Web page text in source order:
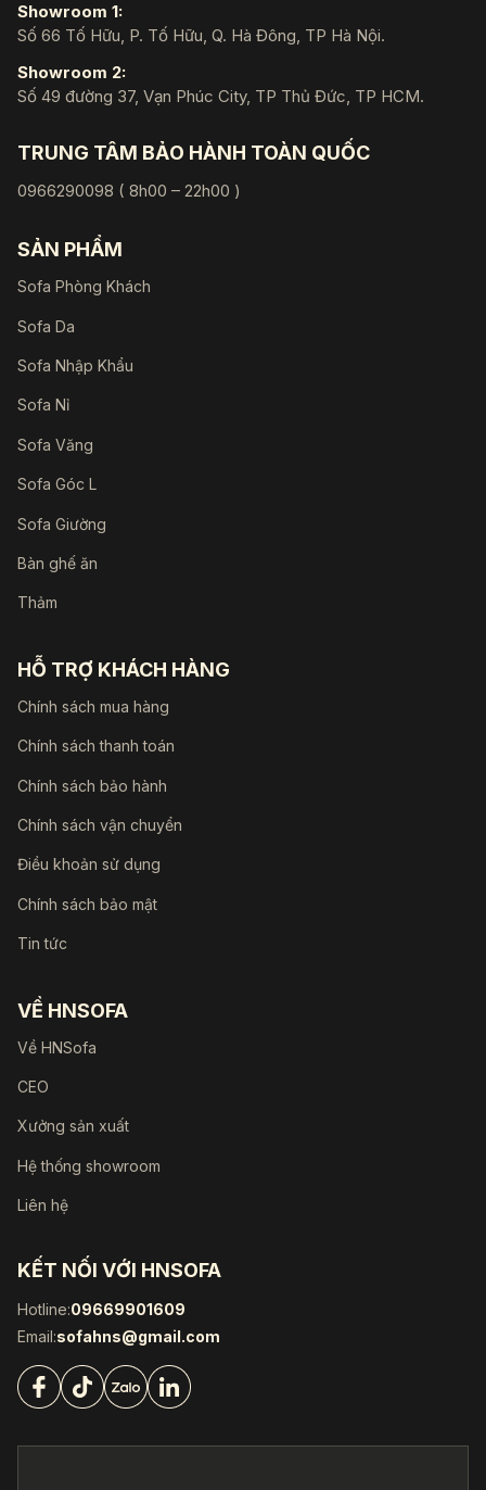
Showroom 1:
Số 66 Tố Hữu, P. Tố Hữu, Q. Hà Đông, TP Hà Nội.
Showroom 2:
Số 49 đường 37, Vạn Phúc City, TP Thủ Đức, TP HCM.
TRUNG TÂM BẢO HÀNH TOÀN QUỐC
0966290098 ( 8h00 – 22h00 )
SẢN PHẨM
Sofa Phòng Khách
Sofa Da
Sofa Nhập Khẩu
Sofa Nỉ
Sofa Văng
Sofa Góc L
Sofa Giường
Bàn ghế ăn
Thảm
HỖ TRỢ KHÁCH HÀNG
Chính sách mua hàng
Chính sách thanh toán
Chính sách bảo hành
Chính sách vận chuyển
Điều khoản sử dụng
Chính sách bảo mật
Tin tức
VỀ HNSOFA
Về HNSofa
CEO
Xưởng sản xuất
Hệ thống showroom
Liên hệ
KẾT NỐI VỚI HNSOFA
Hotline:09669901609
Email:sofahns@gmail.com